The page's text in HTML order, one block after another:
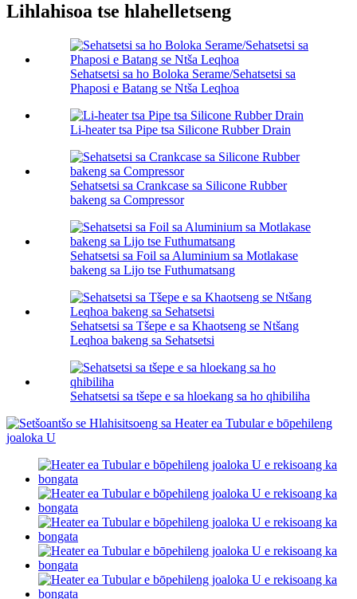
Lihlahisoa tse hlahelletseng
Sehatsetsi sa ho Boloka Serame/Sehatsetsi sa
Phaposi e Batang se Ntša Leqhoa
Li-heater tsa Pipe tsa Silicone Rubber Drain
Sehatsetsi sa Crankcase sa Silicone Rubber
bakeng sa Compressor
Sehatsetsi sa Foil sa Aluminium sa Motlakase
bakeng sa Lijo tse Futhumatsang
Sehatsetsi sa Tšepe e sa Khaotseng se Ntšang
Leqhoa bakeng sa Sehatsetsi
Sehatsetsi sa tšepe e sa hloekang sa ho qhibiliha